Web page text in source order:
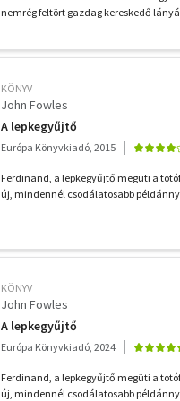
nemrég feltört gazdag kereskedő
KÖNYV
John Fowles
A lepkegyűjtő
Európa Könyvkiadó, 2015
Ferdinand, a lepkegyűjtő megüti a
új, mindennél csodálatosabb
KÖNYV
John Fowles
A lepkegyűjtő
Európa Könyvkiadó, 2024
Ferdinand, a lepkegyűjtő megüti a
új, mindennél csodálatosabb